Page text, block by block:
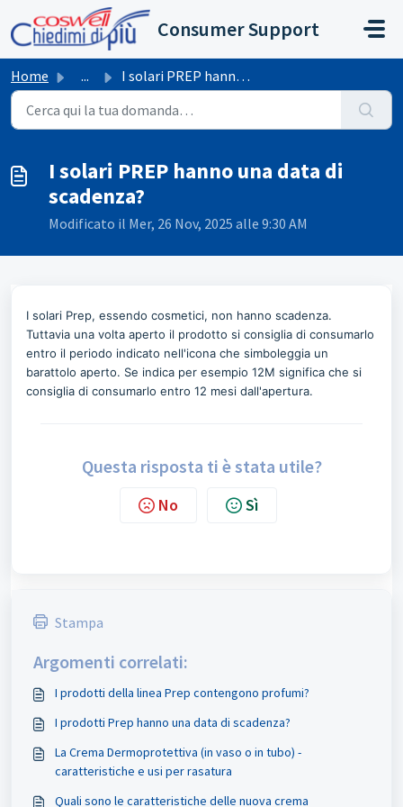
Salta al contenuto principale
Consumer Support
Home ... I solari PREP hanno una data di scadenza?
I solari PREP hanno una data di
scadenza?
Modificato il Mer, 26 Nov, 2025 alle 9:30 AM
I solari Prep, essendo cosmetici, non hanno scadenza.
Tuttavia una volta aperto il prodotto si consiglia di consumarlo
entro il periodo indicato nell'icona che simboleggia un
barattolo aperto. Se indica per esempio 12M significa che si
consiglia di consumarlo entro 12 mesi dall'apertura.
Questa risposta ti è stata utile?
No Sì
Stampa
Argomenti correlati:
I prodotti della linea Prep contengono profumi?
I prodotti Prep hanno una data di scadenza?
La Crema Dermoprotettiva (in vaso o in tubo) -
caratteristiche e usi per rasatura
Quali sono le caratteristiche delle nuova crema